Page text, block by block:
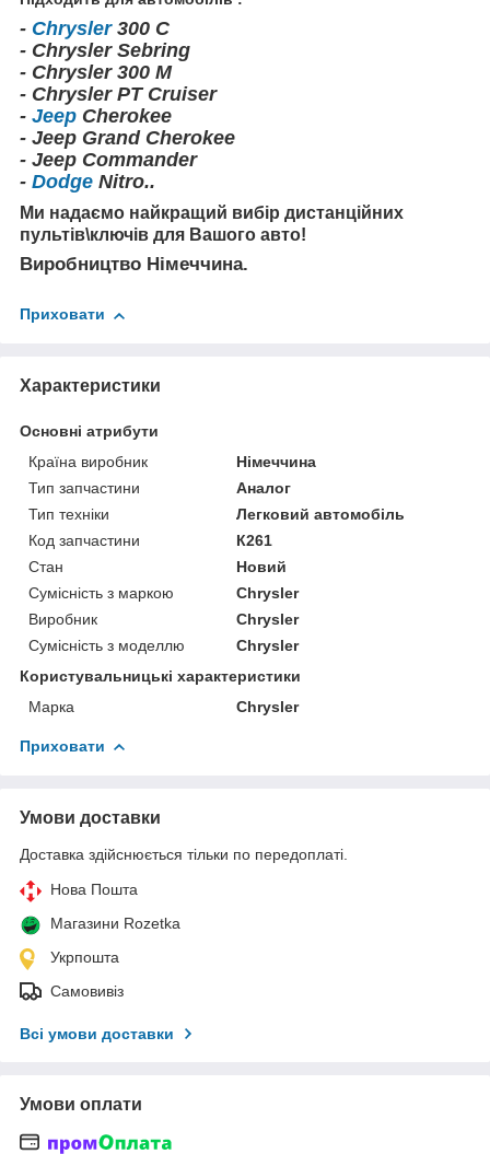
- Chrysler300 C
- Chrysler Sebring
- Chrysler 300 M
- Chrysler PT Cruiser
- Jeep Cherokee
- Jeep Grand Cherokee
- Jeep Commander
- Dodge Nitro..
Ми надаємо найкращий вибір дистанційних
пультів\ключів для Вашого авто!
Виробництво Німеччина.
Приховати
Характеристики
Основні атрибути
Країна виробник
Німеччина
Тип запчастини
Аналог
Тип техніки
Легковий автомобіль
Код запчастини
К261
Стан
Новий
Сумісність з маркою
Chrysler
Виробник
Chrysler
Сумісність з моделлю
Chrysler
Користувальницькі характеристики
Марка
Chrysler
Приховати
Умови доставки
Доставка здійснюється тільки по передоплаті.
Нова Пошта
Магазини Rozetka
Укрпошта
Самовивіз
Всі умови доставки
Умови оплати